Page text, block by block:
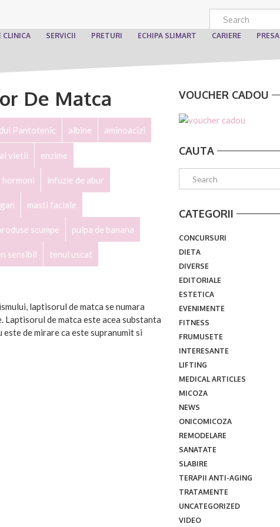
CLINICA SERVICII PRETURI ECHIPA SLIMART CARIERE PRESA
De Matca
Pantotenic albine aminoacizi
vietii enzime
hormoni infuzie de abur
masti faciale
scumpe pulpa de banana
sensibil tenul uscat
laptisorul de matca se numara
de matca este acea substanta
de mirare ca este supranumit si
VOUCHER CADOU
CAUTA
CATEGORII
CONCURSURI
DIETA
DIVERSE
EDITORIALE
ESTETICA
EVENIMENTE
FITNESS
FRUMUSETE
INTERESANTE
LIFTING
MEDICAL ARTICLES
MICOZA
NEWS
ONICOMICOZA
REMODELARE
SANATATE
SLABIRE
TERAPII ANTI-AGING
TRATAMENTE
UNCATEGORIZED
VIDEO